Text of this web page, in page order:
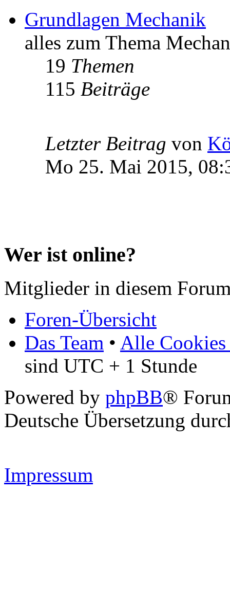
Grundlagen Mechanik
alles zum Thema
19 Themen
115 Beiträge
Letzter Beitrag von
Mo 25. Mai 2015,
Wer ist online?
Mitglieder in diesem
Foren-Übersicht
Das Team • Alle Cookies
sind UTC + 1 Stunde
Powered by phpBB®
Deutsche Übersetzung
Impressum